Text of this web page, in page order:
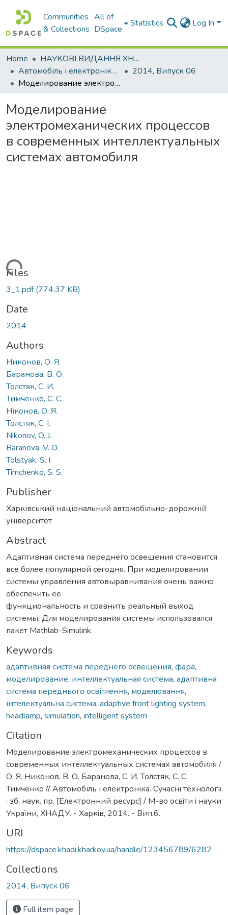
Communities
& Collections
All of
DSpace
Statistics Log In
Home
НАУКОВІ ВИДАННЯ ХНАДУ
Автомобіль і електроніка. Сучасні технології
2014, Випуск 06
Моделирование электромеханических процессов в современных интеллектуальных системах автомобиля
Моделирование
электромеханических процессов
в современных интеллектуальных
системах автомобиля
Files
3_1.pdf(774.37 KB)
Date
2014
Authors
Никонов, О. Я.
Баранова, В. О.
Толстяк, С. И.
Тимченко, С. С.
Ніконов, О. Я.
Толстяк, С. І.
Nikonov, O. J.
Baranova, V. O.
Tolstyak, S. I.
Timchenko, S. S.
Publisher
Харківський національний автомобільно-дорожній
університет
Abstract
Адаптивная система переднего освещения становится
все более популярной сегодня. При моделировании
системы управления автовыравнивания очень важно
обеспечить ее
функциональность и сравнить реальный выход
системы. Для моделирования системы использовался
пакет Mathlab-Simulink.
Keywords
адаптивная система переднего освещения, фара,
моделирование, интеллектуальная система, адаптивна
система переднього освітлення, моделювання,
інтелектуальна система, adaptive front lighting system,
headlamp, simulation, intelligent system
Citation
Моделирование электромеханических процессов в
современных интеллектуальных системах автомобиля /
О. Я. Никонов, В. О. Баранова, С. И. Толстяк, С. С.
Тимченко // Автомобіль і електроніка. Сучасні технології
: зб. наук. пр. [Електронний ресурс] / М-во освiти i науки
України, ХНАДУ. - Харкiв, 2014. - Вип.6.
URI
https://dspace.khadi.kharkov.ua/handle/123456789/6282
Collections
2014, Випуск 06
Full item page